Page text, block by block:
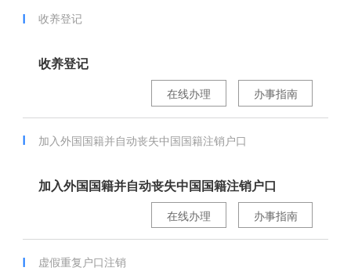
收养登记
收养登记
办事指南
在线办理
加入外国国籍并自动丧失中国国籍注销户口
加入外国国籍并自动丧失中国国籍注销户口
办事指南
在线办理
虚假重复户口注销